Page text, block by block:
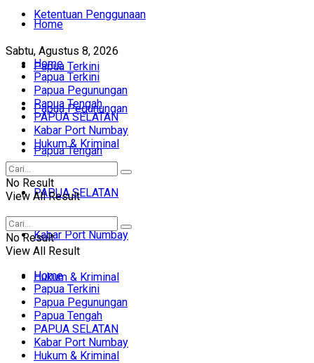
Ketentuan Penggunaan
Sabtu, Agustus 8, 2026
Home
Papua Terkini
Papua Pegunungan
Papua Tengah
PAPUA SELATAN
Kabar Port Numbay
Hukum & Kriminal
Home
Papua Terkini
Papua Pegunungan
Papua Tengah
PAPUA SELATAN
Kabar Port Numbay
Hukum & Kriminal
No Result
View All Result
No Result
View All Result
Home
Papua Terkini
Papua Pegunungan
Papua Tengah
PAPUA SELATAN
Kabar Port Numbay
Hukum & Kriminal